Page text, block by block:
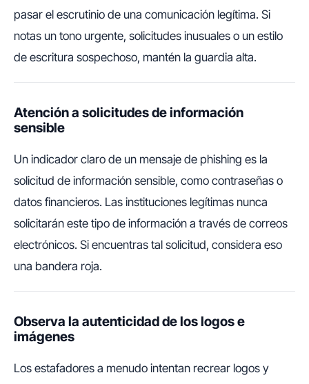
pasar el escrutinio de una comunicación legítima. Si
notas un tono urgente, solicitudes inusuales o un estilo
de escritura sospechoso, mantén la guardia alta.
Atención a solicitudes de información
sensible
Un indicador claro de un mensaje de phishing es la
solicitud de información sensible, como contraseñas o
datos financieros. Las instituciones legítimas nunca
solicitarán este tipo de información a través de correos
electrónicos. Si encuentras tal solicitud, considera eso
una bandera roja.
Observa la autenticidad de los logos e
imágenes
Los estafadores a menudo intentan recrear logos y